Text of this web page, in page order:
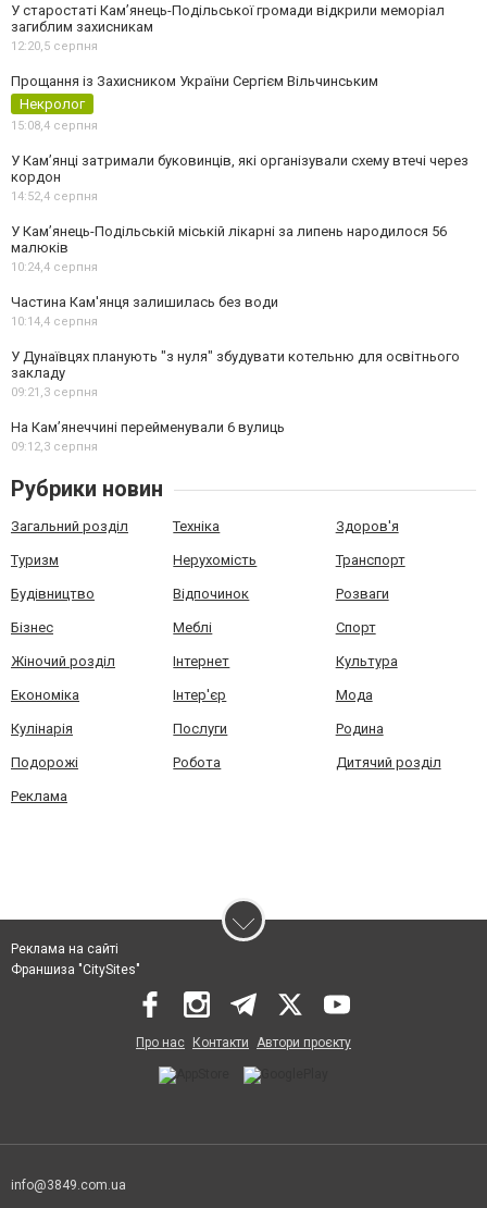
У старостаті Кам’янець-Подільської громади відкрили меморіал
загиблим захисникам
12:20,5 серпня
Прощання із Захисником України Сергієм Вільчинським
Некролог
15:08,4 серпня
У Кам’янці затримали буковинців, які організували схему втечі через
кордон
14:52,4 серпня
У Кам’янець-Подільській міській лікарні за липень народилося 56
малюків
10:24,4 серпня
Частина Кам'янця залишилась без води
10:14,4 серпня
У Дунаївцях планують "з нуля" збудувати котельню для освітнього
закладу
09:21,3 серпня
На Камʼянеччині перейменували 6 вулиць
09:12,3 серпня
Рубрики новин
Загальний розділ Техніка Здоров'я
Туризм Нерухомість Транспорт
Будівництво Відпочинок Розваги
Бізнес Меблі Спорт
Жіночий розділ Інтернет Культура
Економіка Інтер'єр Мода
Кулінарія Послуги Родина
Подорожі Робота Дитячий розділ
Реклама
Реклама на сайті
Франшиза "CitySites"
Про нас Контакти Автори проєкту
info@3849.com.ua